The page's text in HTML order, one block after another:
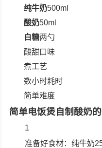
纯牛奶500ml
酸奶50ml
白糖两勺
酸甜口味
煮工艺
数小时耗时
简单难度
简单电饭煲自制酸奶
1
准备好食材：纯牛奶